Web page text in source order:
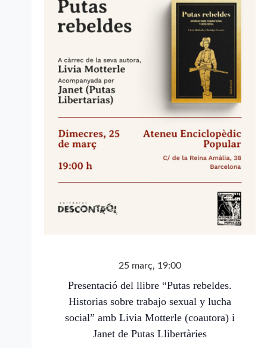
25 març, 19:00
Presentació del llibre “Putas rebeldes.
Historias sobre trabajo sexual y lucha
social” amb Livia Motterle (coautora) i
Janet de Putas Llibertàries